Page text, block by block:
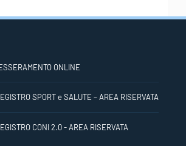
ONLINE
SPORT e SALUTE – AREA RISERVATA
CONI 2.0 - AREA RISERVATA